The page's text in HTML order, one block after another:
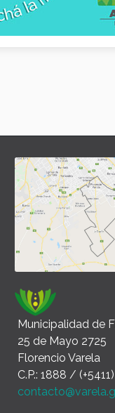
Municipalidad de
25 de Mayo 2725
Florencio Varela
C.P.: 1888 /